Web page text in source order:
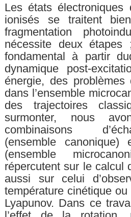
Les états électroniques
ionisés se traitent
fragmentation
nécessite deux étapes
fondamental à partir
dynamique post-
énergie, des problèmes
dans l’ensemble
des trajectoires
surmonter, nous
combinaisons
(ensemble canonique)
(ensemble
répercutent sur le calcul
aussi sur celui
température cinétique
Lyapunov. Dans ce